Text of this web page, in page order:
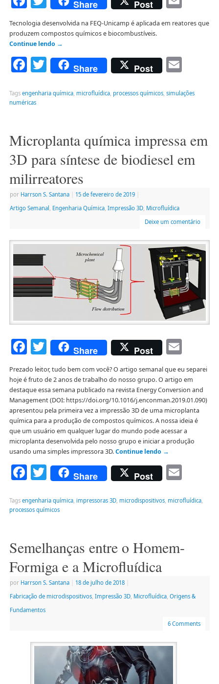
Share Post
Tecnologia desenvolvida na FEQ-Unicamp é aplicada em reatores que
produzem compostos químicos e biocombustíveis.
Continue lendo →
Facebook
Twitter
Share Post
Tags engenharia química, microfluídica, processos químicos, simulações
numéricas
Microplanta química impressa em
3D para síntese de biodiesel em
milirreatores
por Harrson S. Santana 15 de fevereiro de 2019
Artigo Semanal Engenharia Química, Impressão 3D, Microfluídica
Deixe um comentário
Facebook
Twitter
Share Post
Prezado leitor, tudo bem com você? O artigo semanal que eu separei
hoje é fruto de 2 anos de trabalho do nosso grupo. O artigo em
destaque essa semana publicado na revista Energy Conversion and
Management (DOI: https://doi.org/10.1016/j.enconman.2019.01.090)
apresentou pela primeira vez a impressão 3D de uma microplanta
química para a produção de compostos químicos. A nossa ideia é
que um usuário em qualquer lugar do mundo pode acessar a
microplanta desenvolvida pelo nosso grupo e iniciar a produção
usando uma simples impressora 3D.Continue lendo →
Facebook
Twitter
Share Post
Tags engenharia química, impressoras 3D, microdispositivos, microfluídica,
processos químicos
Semelhanças entre o Homem-
Formiga e a Microfluídica
por Harrson S. Santana 18 de julho de 2018
Fabricação de microdispositivos, Impressão 3D, Microfluídica, Origens &
Fundamentos
6 Comments